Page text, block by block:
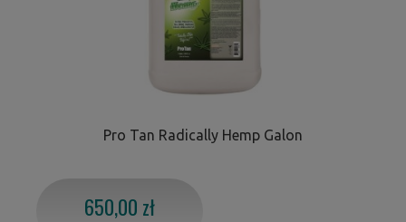
Pro Tan Radically Hemp Galon
650,00 zł